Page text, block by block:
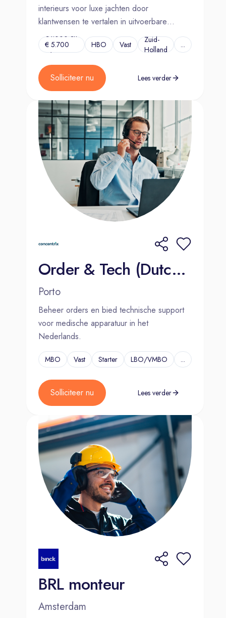
interieurs voor luxe jachten door
klantwensen te vertalen in uitvoerbare
oplossingen.
€4.000 en
€ 5.700
p/m
HBO Vast
Zuid-
Holland
...
Solliciteer nu Lees verder
Order & Tech (Dutch-speaking) Medical Equipment 2000€ Bonus
Porto
Beheer orders en bied technische support
voor medische apparatuur in het
Nederlands.
MBO Vast Starter LBO/VMBO ...
Solliciteer nu Lees verder
BRL monteur
Amsterdam